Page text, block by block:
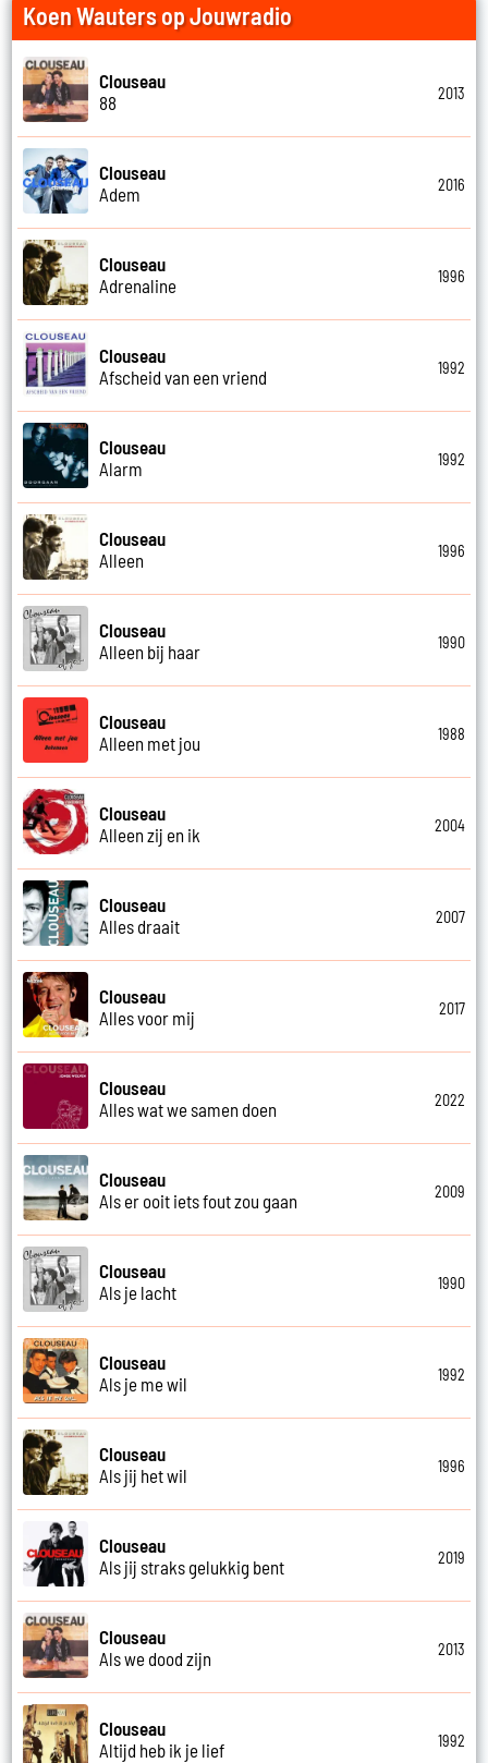
Koen Wauters op Jouwradio
Clouseau
88
2013
Clouseau
Adem
2016
Clouseau
Adrenaline
1996
Clouseau
Afscheid van een vriend
1992
Clouseau
Alarm
1992
Clouseau
Alleen
1996
Clouseau
Alleen bij haar
1990
Clouseau
Alleen met jou
1988
Clouseau
Alleen zij en ik
2004
Clouseau
Alles draait
2007
Clouseau
Alles voor mij
2017
Clouseau
Alles wat we samen doen
2022
Clouseau
Als er ooit iets fout zou gaan
2009
Clouseau
Als je lacht
1990
Clouseau
Als je me wil
1992
Clouseau
Als jij het wil
1996
Clouseau
Als jij straks gelukkig bent
2019
Clouseau
Als we dood zijn
2013
Clouseau
Altijd heb ik je lief
1992